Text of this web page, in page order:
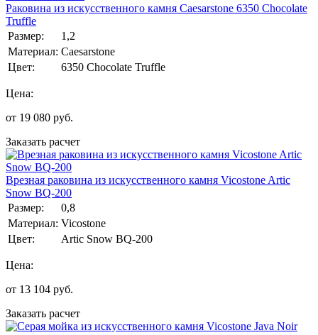
Раковина из искусственного камня Caesarstone 6350 Chocolate
Truffle
Размер:
1,2
Материал: Caesarstone
Цвет:
6350 Chocolate Truffle
Цена:
от 19 080 руб.
Заказать расчет
Врезная раковина из искусственного камня Vicostone Artic
Snow BQ-200
Размер:
0,8
Материал: Vicostone
Цвет:
Artic Snow BQ-200
Цена:
от 13 104 руб.
Заказать расчет